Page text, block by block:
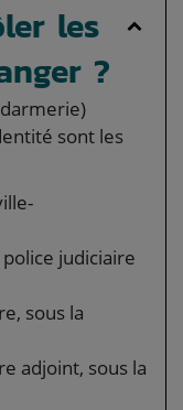
les
?
sont les
judiciaire
sous la
adjoint, sous la